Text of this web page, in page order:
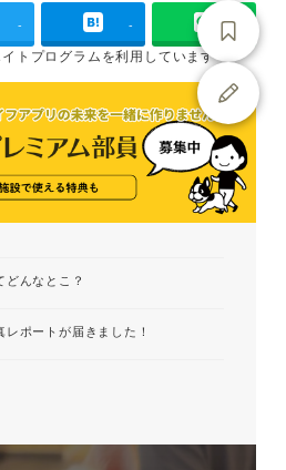
- -
トプログラムを利用しています
んなとこ？
ポートが届きました！